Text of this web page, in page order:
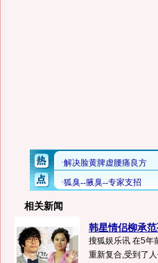
相关新闻
韩星情侣柳承
搜狐娱乐讯 在5年
重新复合,受到了